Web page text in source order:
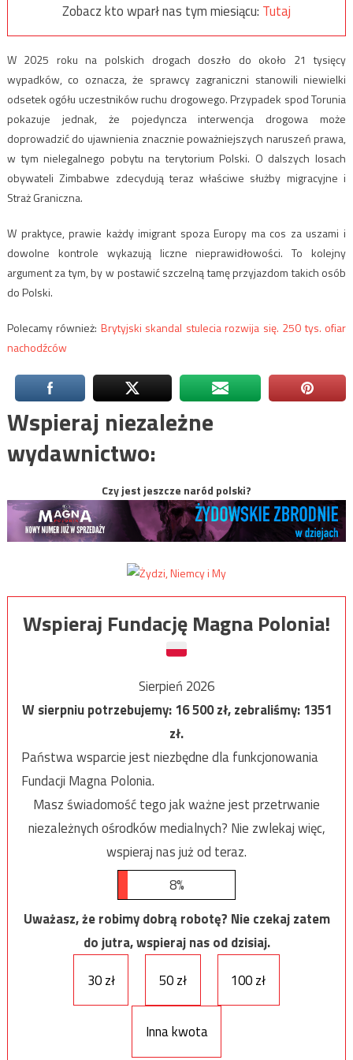
Zobacz kto wparł nas tym miesiącu: Tutaj
W 2025 roku na polskich drogach doszło do około 21 tysięcy
wypadków, co oznacza, że sprawcy zagraniczni stanowili niewielki
odsetek ogółu uczestników ruchu drogowego. Przypadek spod Torunia
pokazuje jednak, że pojedyncza interwencja drogowa może
doprowadzić do ujawnienia znacznie poważniejszych naruszeń prawa,
w tym nielegalnego pobytu na terytorium Polski. O dalszych losach
obywateli Zimbabwe zdecydują teraz właściwe służby migracyjne i
Straż Graniczna.
W praktyce, prawie każdy imigrant spoza Europy ma cos za uszami i
dowolne kontrole wykazują liczne nieprawidłowości. To kolejny
argument za tym, by w postawić szczelną tamę przyjazdom takich osób
do Polski.
Polecamy również: Brytyjski skandal stulecia rozwija się. 250 tys. ofiar
nachodźców
Wspieraj niezależne
wydawnictwo:
Czy jest jeszcze naród polski?
Wspieraj Fundację Magna Polonia!
Sierpień 2026
W sierpniu potrzebujemy:16 500zł, zebraliśmy:1351
zł.
Państwa wsparcie jest niezbędne dla funkcjonowania
Fundacji Magna Polonia.
Masz świadomość tego jak ważne jest przetrwanie
niezależnych ośrodków medialnych? Nie zwlekaj więc,
wspieraj nas już od teraz.
8%
Uważasz, że robimy dobrą robotę? Nie czekaj zatem
do jutra, wspieraj nas od dzisiaj.
30 zł
50 zł 100 zł
Inna kwota